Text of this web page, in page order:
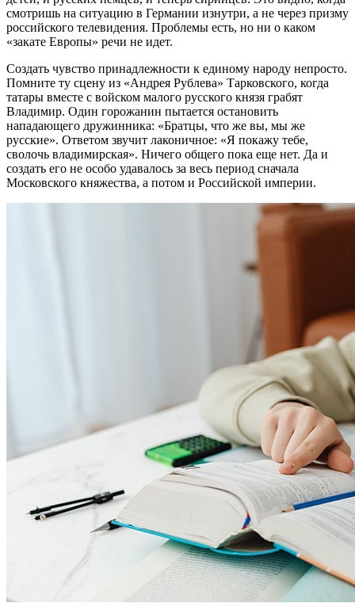
смотришь на ситуацию в Германии изнутри, а не через призму
российского телевидения. Проблемы есть, но ни о каком
«закате Европы» речи не идет.
Создать чувство принадлежности к единому народу непросто.
Помните ту сцену из «Андрея Рублева» Тарковского, когда
татары вместе с войском малого русского князя грабят
Владимир. Один горожанин пытается остановить
нападающего дружинника: «Братцы, что же вы, мы же
русские». Ответом звучит лаконичное: «Я покажу тебе,
сволочь владимирская». Ничего общего пока еще нет. Да и
создать его не особо удавалось за весь период сначала
Московского княжества, а потом и Российской империи.